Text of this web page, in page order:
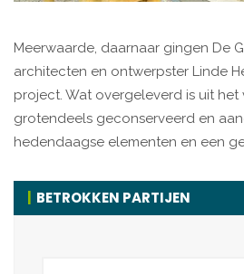
Meerwaarde, daarnaar gingen De
architecten en ontwerpster Linde
project. Wat overgeleverd is uit
grotendeels geconserveerd en
hedendaagse elementen en een
BETROKKEN PARTIJEN